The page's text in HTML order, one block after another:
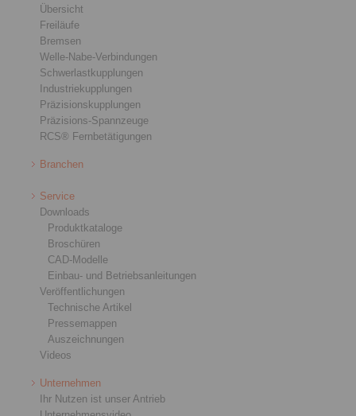
Übersicht
Freiläufe
Bremsen
Welle-Nabe-Verbindungen
Schwerlastkupplungen
Industriekupplungen
Präzisionskupplungen
Präzisions-Spannzeuge
RCS® Fernbetätigungen
Branchen
Service
Downloads
Produktkataloge
Broschüren
CAD-Modelle
Einbau- und Betriebsanleitungen
Veröffentlichungen
Technische Artikel
Pressemappen
Auszeichnungen
Videos
Unternehmen
Ihr Nutzen ist unser Antrieb